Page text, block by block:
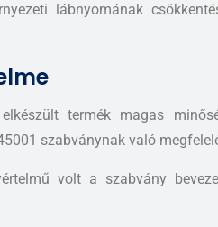
lábnyomának
termék magas
szabványnak való
volt a szabvány